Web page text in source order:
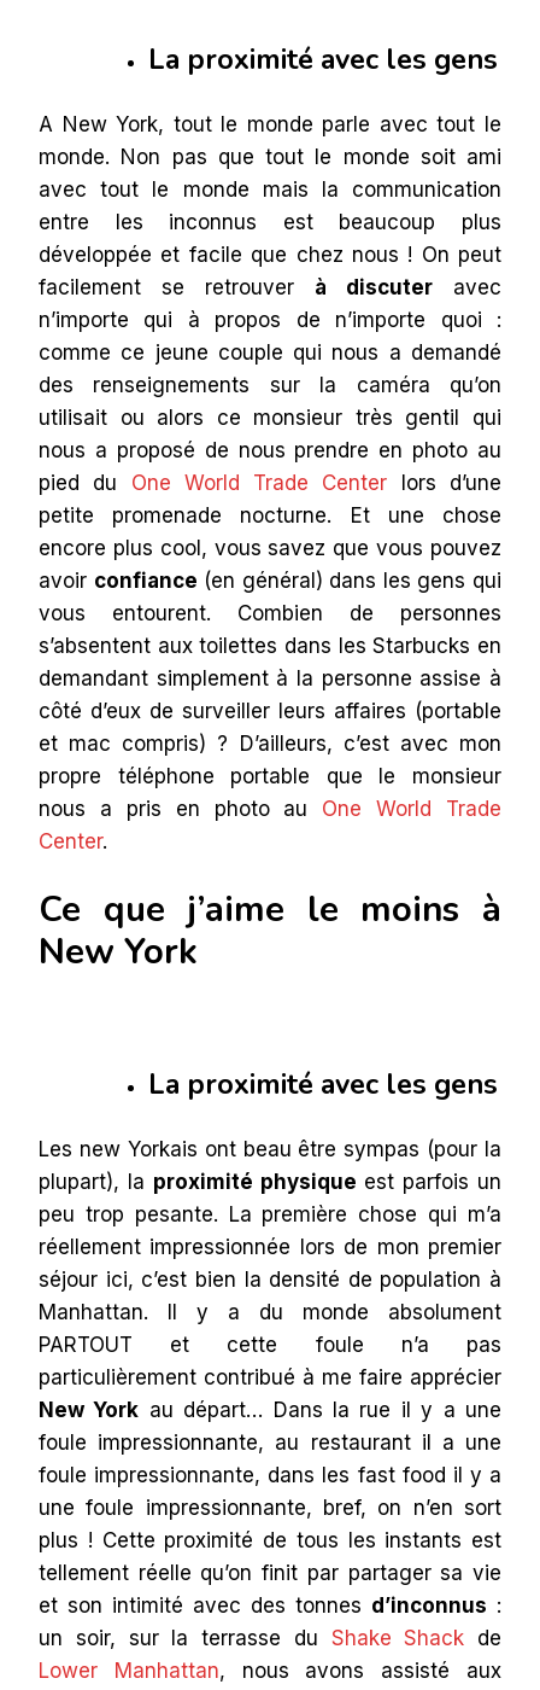
La proximité avec les gens
A New York, tout le monde parle avec tout le
monde. Non pas que tout le monde soit ami
avec tout le monde mais la communication
entre les inconnus est beaucoup plus
développée et facile que chez nous ! On peut
facilement se retrouver à discuter avec
n’importe qui à propos de n’importe quoi :
comme ce jeune couple qui nous a demandé
des renseignements sur la caméra qu’on
utilisait ou alors ce monsieur très gentil qui
nous a proposé de nous prendre en photo au
pied du One World Trade Center lors d’une
petite promenade nocturne. Et une chose
encore plus cool, vous savez que vous pouvez
avoir confiance (en général) dans les gens qui
vous entourent. Combien de personnes
s’absentent aux toilettes dans les Starbucks en
demandant simplement à la personne assise à
côté d’eux de surveiller leurs affaires (portable
et mac compris) ? D’ailleurs, c’est avec mon
propre téléphone portable que le monsieur
nous a pris en photo au One World Trade
Center.
Ce que j’aime le moins à
New York
La proximité avec les gens
Les new Yorkais ont beau être sympas (pour la
plupart), la proximité physique est parfois un
peu trop pesante. La première chose qui m’a
réellement impressionnée lors de mon premier
séjour ici, c’est bien la densité de population à
Manhattan. Il y a du monde absolument
PARTOUT et cette foule n’a pas
particulièrement contribué à me faire apprécier
New York au départ… Dans la rue il y a une
foule impressionnante, au restaurant il a une
foule impressionnante, dans les fast food il y a
une foule impressionnante, bref, on n’en sort
plus ! Cette proximité de tous les instants est
tellement réelle qu’on finit par partager sa vie
et son intimité avec des tonnes d’inconnus :
un soir, sur la terrasse du Shake Shack de
Lower Manhattan, nous avons assisté aux